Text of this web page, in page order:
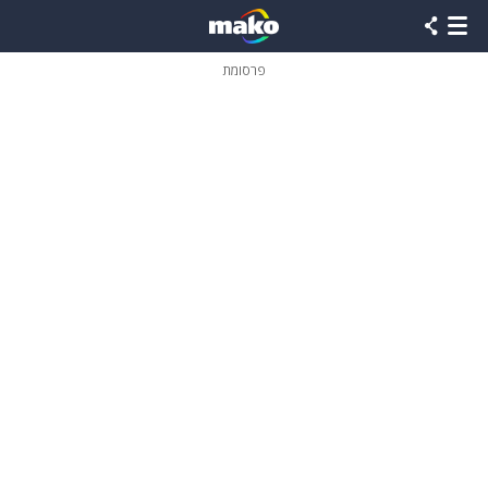
פרסומת